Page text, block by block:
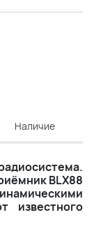
Наличие
BLX88
известного